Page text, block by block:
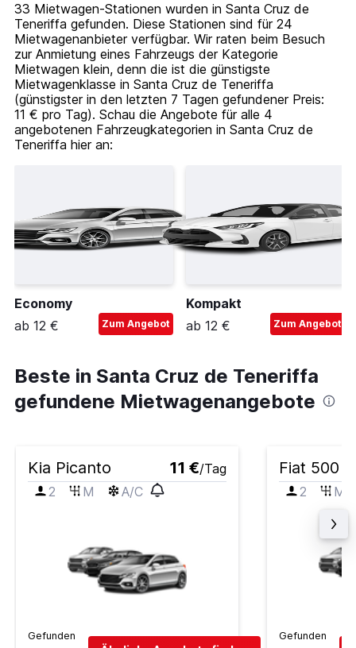
33 Mietwagen-Stationen wurden in Santa Cruz de
Teneriffa gefunden. Diese Stationen sind für 24
Mietwagenanbieter verfügbar. Wir raten beim Besuch
zur Anmietung eines Fahrzeugs der Kategorie
Mietwagen klein, denn die ist die günstigste
Mietwagenklasse in Santa Cruz de Teneriffa
(günstigster in den letzten 7 Tagen gefundener Preis:
11 € pro Tag). Schau die Angebote für alle 4
angebotenen Fahrzeugkategorien in Santa Cruz de
Teneriffa hier an:
Economy
ab 12 €
Zum Angebot
Kompakt
ab 12 €
Zum Angebot
Beste in Santa Cruz de Teneriffa
gefundene Mietwagenangebote
Kia Picanto 11 €/Tag
2
M A/C
Gefunden
Fiat 500
2 M
Gefunden